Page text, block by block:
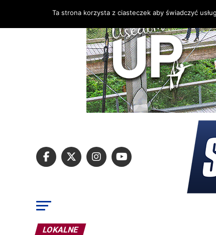
LOKALNE
Ta strona korzysta z ciasteczek aby świadczyć